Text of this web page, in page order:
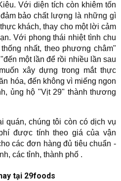
Với diện tích còn khiêm tốn
bảo chất lượng là những gì
khách, thay cho một lời cảm
Với phong thái nhiệt tình chu
nhất, theo phương châm"
một lần để rồi nhiều lần sau
xây dựng trong mắt thực
hóa, đến không vì miếng ngon
ủng hộ "Vịt 29" thành thương
quán, chúng tôi còn có dịch vụ
được tính theo giá của vận
các đơn hàng đủ tiêu chuẩn -
các tỉnh, thành phố .
tại 29foods